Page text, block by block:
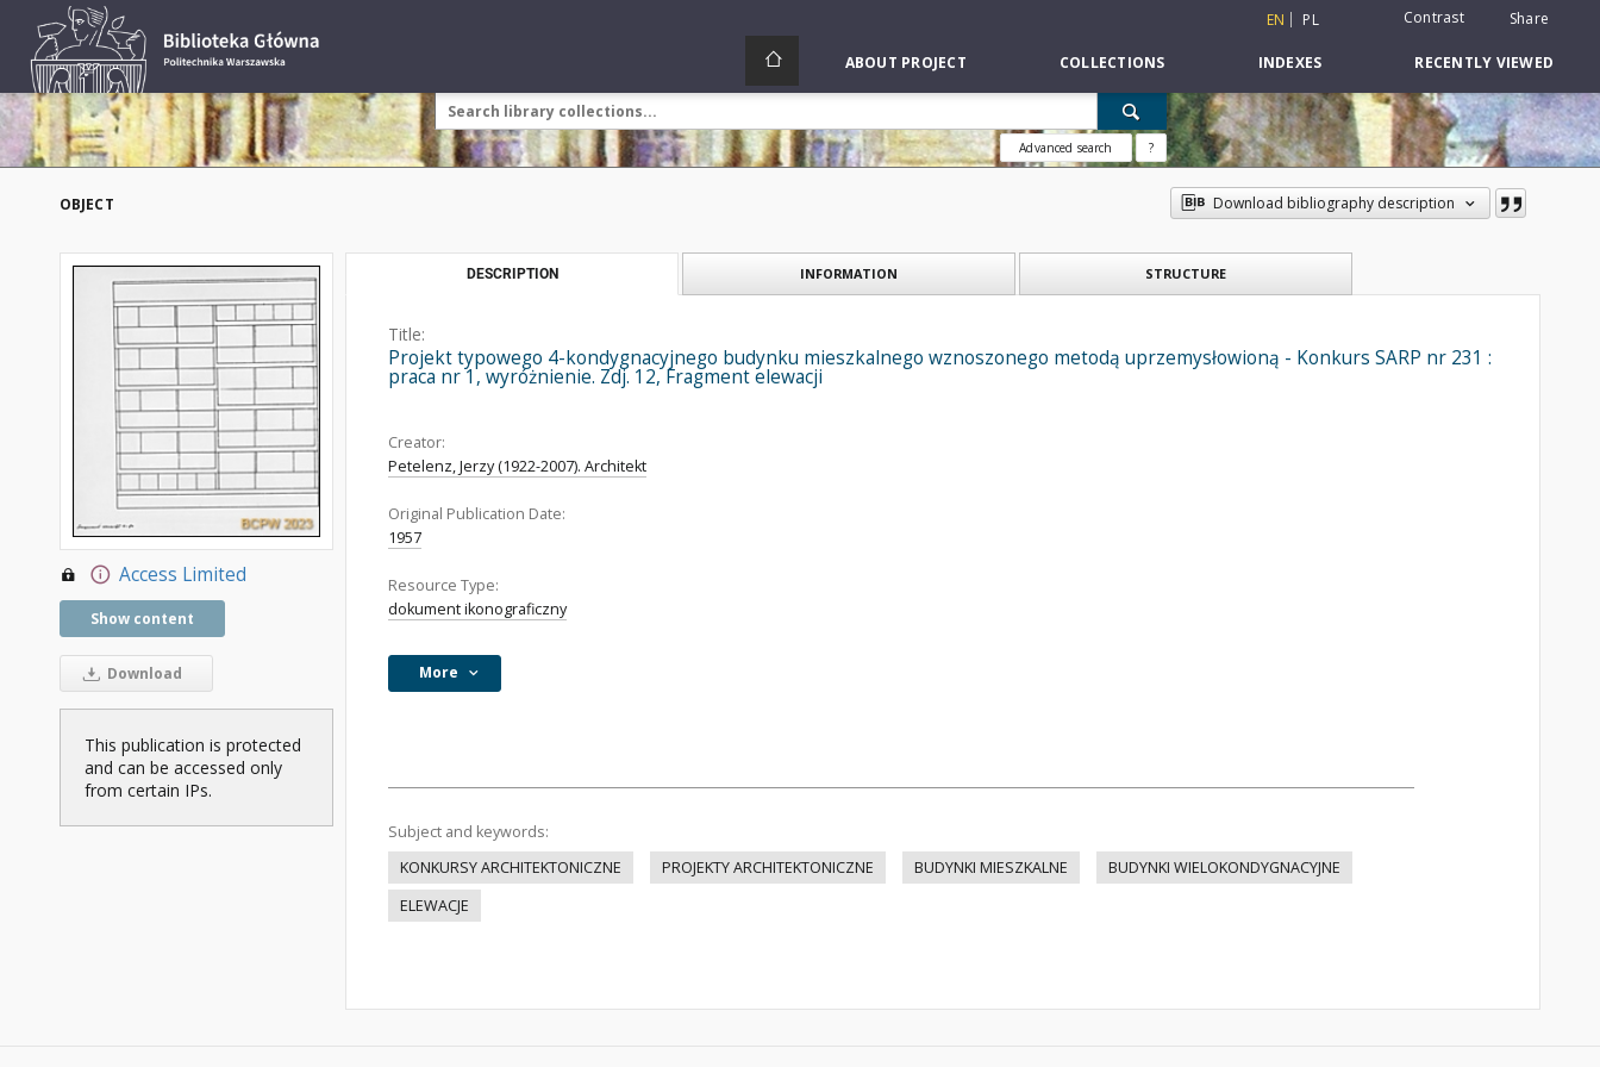
EN PL Contrast Share
ABOUT PROJECT COLLECTIONS INDEXES RECENTLY VIEWED
Advanced search ?
OBJECT Download bibliography description
Access Limited
Show content
Download
This publication is protected
and can be accessed only
from certain IPs.
DESCRIPTION INFORMATION STRUCTURE
Title:
Projekt typowego 4-kondygnacyjnego budynku mieszkalnego wznoszonego metodą uprzemysłowioną - Konkurs SARP nr 231 :
praca nr 1, wyróżnienie. Zdj. 12, Fragment elewacji
Creator:
Petelenz, Jerzy (1922-2007). Architekt
Original Publication Date:
1957
Resource Type:
dokument ikonograficzny
More
Subject and keywords:
KONKURSY ARCHITEKTONICZNE
PROJEKTY ARCHITEKTONICZNE BUDYNKI MIESZKALNE
BUDYNKI WIELOKONDYGNACYJNE
ELEWACJE